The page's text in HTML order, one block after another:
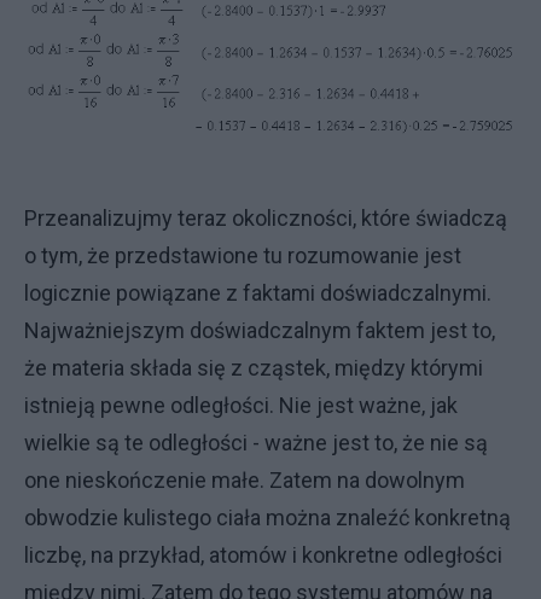
Przeanalizujmy teraz okoliczności, które świadczą
o tym, że przedstawione tu rozumowanie jest
logicznie powiązane z faktami doświadczalnymi.
Najważniejszym doświadczalnym faktem jest to,
że materia składa się z cząstek, między którymi
istnieją pewne odległości. Nie jest ważne, jak
wielkie są te odległości - ważne jest to, że nie są
one nieskończenie małe. Zatem na dowolnym
obwodzie kulistego ciała można znaleźć konkretną
liczbę, na przykład, atomów i konkretne odległości
między nimi. Zatem do tego systemu atomów na